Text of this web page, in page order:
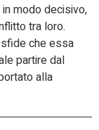
in modo decisivo,
tra loro.
che essa
partire dal
alla